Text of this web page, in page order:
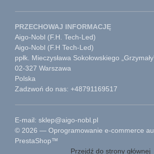
PRZECHOWAJ INFORMACJĘ
Aigo-Nobl (F.H. Tech-Led)
Aigo-Nobl (F.H Tech-Led)
ppłk. Mieczysława Sokołowskiego
02-327 Warszawa
Polska
Zadzwoń do nas: +48791169517
E-mail: sklep@aigo-nobl.pl
© 2026 — Oprogramowanie e-commerce
PrestaShop™
Przejdź do strony głównej